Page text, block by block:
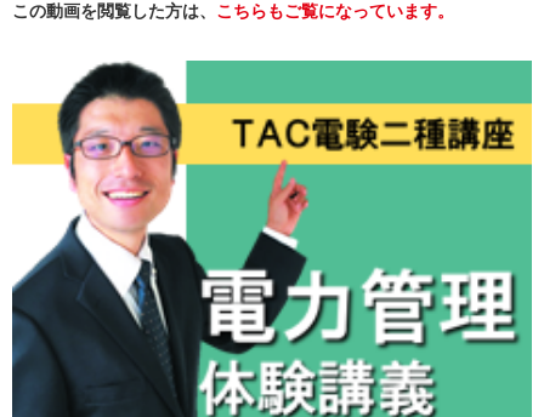
この動画を閲覧した方は、 こちらもご覧になっています。